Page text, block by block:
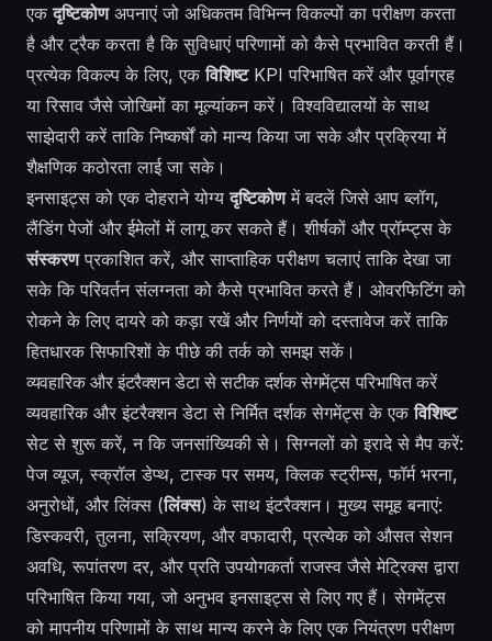
एकदृष्टिकोणअपनाएं जो अधिकतम विभिन्न विकल्पों का परीक्षण करता
है और ट्रैक करता है कि सुविधाएं परिणामों को कैसे प्रभावित करती हैं।
प्रत्येक विकल्प के लिए, एकविशिष्टKPI परिभाषित करें और पूर्वाग्रह
या रिसाव जैसे जोखिमों का मूल्यांकन करें। विश्वविद्यालयों के साथ
साझेदारी करें ताकि निष्कर्षों को मान्य किया जा सके और प्रक्रिया में
शैक्षणिक कठोरता लाई जा सके।
इनसाइट्स को एक दोहराने योग्यदृष्टिकोणमें बदलें जिसे आप ब्लॉग,
लैंडिंग पेजों और ईमेलों में लागू कर सकते हैं। शीर्षकों और प्रॉम्प्ट्स के
संस्करणप्रकाशित करें, और साप्ताहिक परीक्षण चलाएं ताकि देखा जा
सके कि परिवर्तन संलग्नता को कैसे प्रभावित करते हैं। ओवरफिटिंग को
रोकने के लिए दायरे को कड़ा रखें और निर्णयों को दस्तावेज करें ताकि
हितधारक सिफारिशों के पीछे की तर्क को समझ सकें।
व्यवहारिक और इंटरैक्शन डेटा से सटीक दर्शक सेगमेंट्स परिभाषित करें
व्यवहारिक और इंटरैक्शन डेटा से निर्मित दर्शक सेगमेंट्स के एकविशिष्ट
सेट से शुरू करें, न कि जनसांख्यिकी से। सिग्नलों को इरादे से मैप करें:
पेज व्यूज, स्क्रॉल डेप्थ, टास्क पर समय, क्लिक स्ट्रीम्स, फॉर्म भरना,
अनुरोधों, और लिंक्स (लिंक्स) के साथ इंटरैक्शन। मुख्य समूह बनाएं:
डिस्कवरी, तुलना, सक्रियण, और वफादारी, प्रत्येक को औसत सेशन
अवधि, रूपांतरण दर, और प्रति उपयोगकर्ता राजस्व जैसे मेट्रिक्स द्वारा
परिभाषित किया गया, जो अनुभव इनसाइट्स से लिए गए हैं। सेगमेंट्स
को मापनीय परिणामों के साथ मान्य करने के लिए एक नियंत्रण परीक्षण